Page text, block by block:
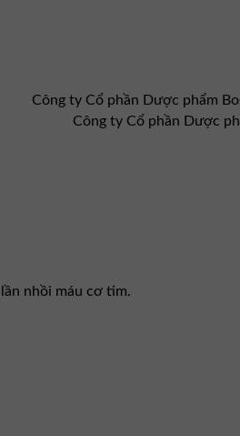
Công ty Cổ phần Dược phẩm
Công ty Cổ phần Dược
nhồi máu cơ tim.